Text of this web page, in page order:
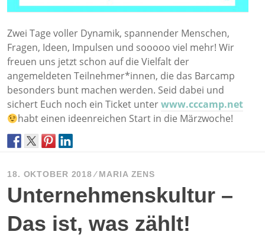
Zwei Tage voller Dynamik, spannender Menschen,
Fragen, Ideen, Impulsen und sooooo viel mehr! Wir
freuen uns jetzt schon auf die Vielfalt der
angemeldeten Teilnehmer*innen, die das Barcamp
besonders bunt machen werden. Seid dabei und
sichert Euch noch ein Ticket unterwww.cccamp.net
habt einen ideenreichen Start in die Märzwoche!
18. OKTOBER 2018 MARIA ZENS
Unternehmenskultur –
Das ist, was zählt!